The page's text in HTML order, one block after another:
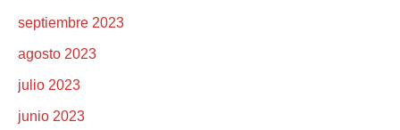
septiembre 2023
agosto 2023
julio 2023
junio 2023